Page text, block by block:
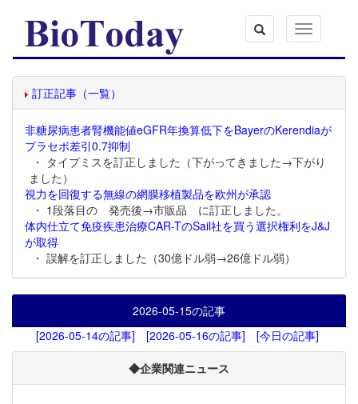
Toggle
navigation
訂正記事（一覧）
非糖尿病患者腎機能値eGFR年換算低下をBayerのKerendiaが
プラセボ差引0.7抑制
・ タイプミスを訂正しました（下がってきました→下がり
ました）
視力を回復する無線の網膜移植製品を欧州が承認
・ 1段落目の 発売後→市販品 に訂正しました。
体内仕立て免疫疾患治療CAR-TのSail社を買う選択権利をJ&J
が取得
・ 誤解を訂正しました（30億ドル弱→26億ドル弱）
2026-05-15の記事
[2026-05-14の記事]
[2026-05-16の記事] [今日の記事]
◆企業関連ニュース